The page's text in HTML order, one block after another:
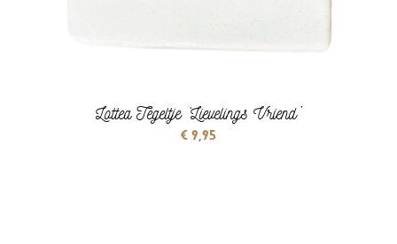
Lottea Tegeltje ‘Lievelings Vriend’
€9,95